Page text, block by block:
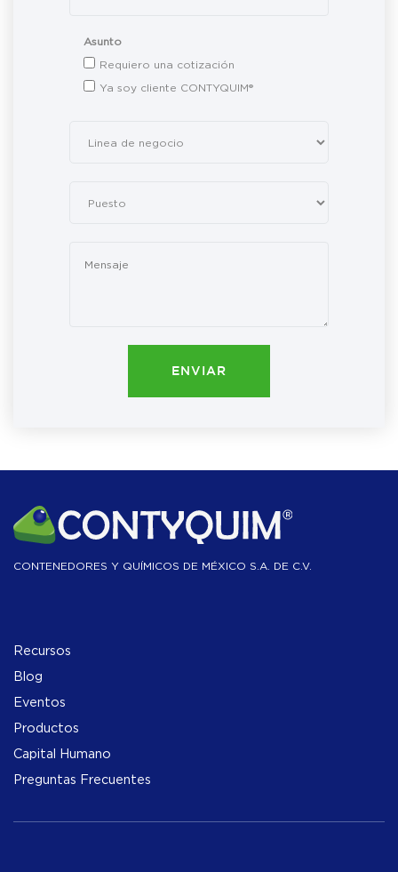
Asunto
Requiero una cotización
Ya soy cliente CONTYQUIM®
ENVIAR
CONTENEDORES Y QUÍMICOS DE MÉXICO S.A. DE C.V.
Recursos
Blog
Eventos
Productos
Capital Humano
Preguntas Frecuentes